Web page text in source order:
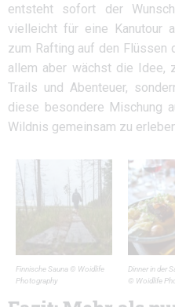
entsteht sofort der
vielleicht für eine Kanutour
zum Rafting auf den Flüssen
allem aber wächst die Idee,
Trails und Abenteuer,
diese besondere Mischung
Wildnis gemeinsam zu
Finnische Sauna © Woidlife
Photography
Dinner in der
© Woidlife